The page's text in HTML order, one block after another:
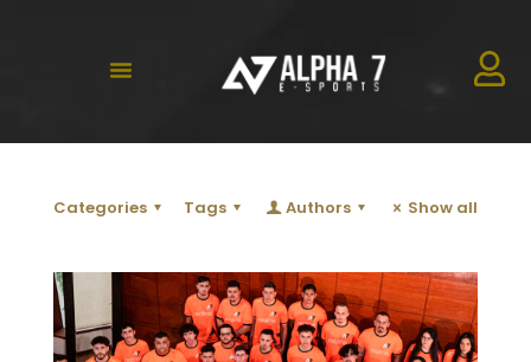
Categories Tags Authors Show all